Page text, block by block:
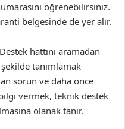
öğrenebilirsiniz.
belgesinde de yer alır.
hattını aramadan
tanımlamak
sorun ve daha önce
vermek, teknik destek
olanak tanır.